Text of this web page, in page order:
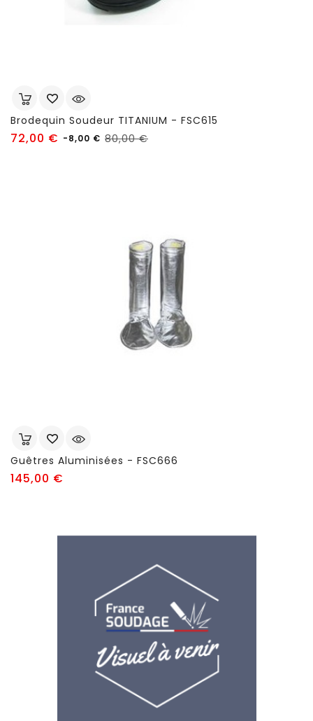
Brodequin Soudeur TITANIUM - FSC615
72,00 € Prix
-8,00 € 80,00 €Prix
Guêtres Aluminisées - FSC666
145,00 €